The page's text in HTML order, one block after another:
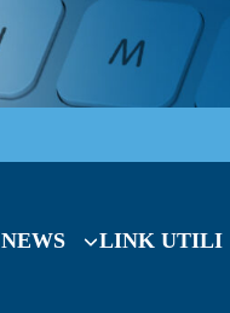
NEWS LINK UTILI